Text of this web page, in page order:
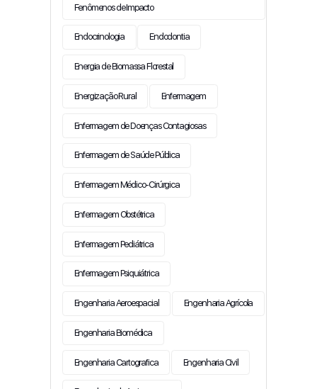
Fenômenos de Impacto
Endocrinologia Endodontia
Energia de Biomassa Florestal
Energização Rural Enfermagem
Enfermagem de Doenças Contagiosas
Enfermagem de Saúde Pública
Enfermagem Médico-Cirúrgica
Enfermagem Obstétrica
Enfermagem Pediátrica
Enfermagem Psiquiátrica
Engenharia Aeroespacial Engenharia Agrícola
Engenharia Biomédica
Engenharia Cartografica Engenharia Civil